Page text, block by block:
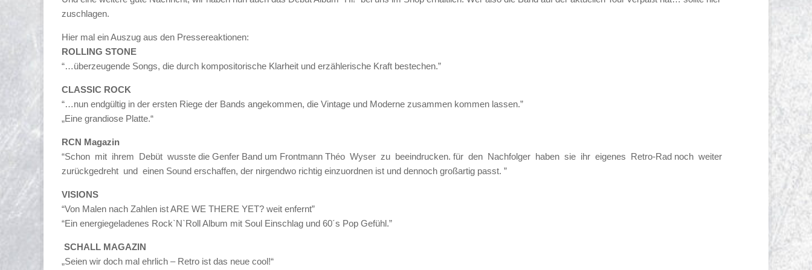
zuschlagen.
Hier mal ein Auszug aus den Pressereaktionen:
ROLLING STONE
“…überzeugende Songs, die durch kompositorische Klarheit und erzählerische Kraft bestechen.”
CLASSIC ROCK
“…nun endgültig in der ersten Riege der Bands angekommen, die Vintage und Moderne zusammen kommen lassen.”
„Eine grandiose Platte.“
RCN Magazin
“Schon mit ihrem Debüt wusste die Genfer Band um Frontmann Théo Wyser zu beeindrucken. für den Nachfolger haben sie ihr eigenes Retro-Rad noch weiter
zurückgedreht und einen Sound erschaffen, der nirgendwo richtig einzuordnen ist und dennoch großartig passt. ”
VISIONS
“Von Malen nach Zahlen ist ARE WE THERE YET? weit enfernt”
“Ein energiegeladenes Rock`N`Roll Album mit Soul Einschlag und 60´s Pop Gefühl.”
SCHALL MAGAZIN
„Seien wir doch mal ehrlich – Retro ist das neue cool!“